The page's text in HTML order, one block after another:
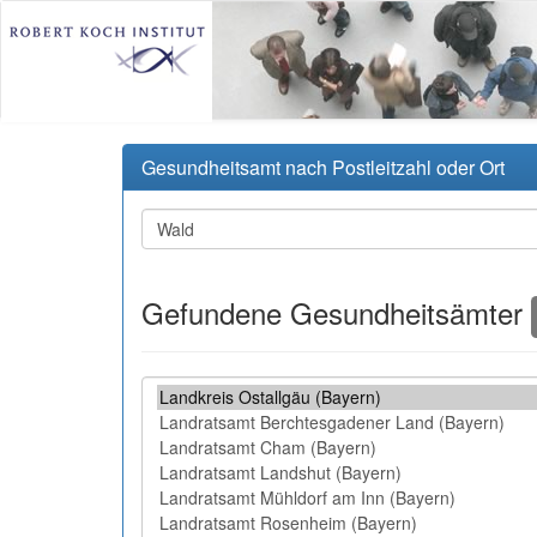
Gesundheitsamt nach Postleitzahl oder Ort
Gefundene Gesundheitsämter